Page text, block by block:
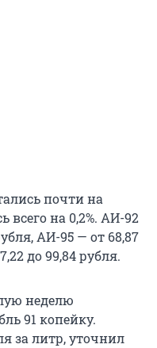
почти на
на 0,2%. АИ-92
АИ-95 — от 68,87
до 99,84 рубля.
неделю
91 копейку.
за литр, уточнил